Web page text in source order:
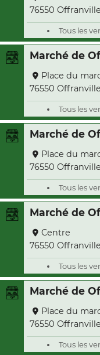
76550 Offranville
Tous les
Marché de
Place du
76550 Offranville
Tous les
Marché de
Place du
76550 Offranville
Tous les
Marché de
Centre
76550 Offranville
Tous les
Marché de
Place du
76550 Offranville
Tous les